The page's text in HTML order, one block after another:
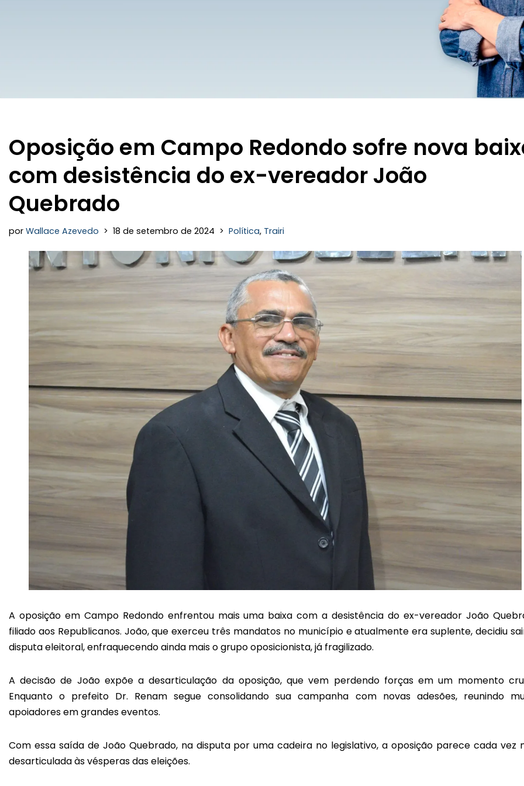
Oposição em Campo Redondo sofre nova
com desistência do ex-vereador João
Quebrado
por Wallace Azevedo 18 de setembro de 2024 Política, Trairi
A oposição em Campo Redondo enfrentou mais uma baixa com a desistência do ex-vereador João
filiado aos Republicanos. João, que exerceu três mandatos no município e atualmente era suplente, decidiu
disputa eleitoral, enfraquecendo ainda mais o grupo oposicionista, já fragilizado.
A decisão de João expõe a desarticulação da oposição, que vem perdendo forças em um momento
Enquanto o prefeito Dr. Renam segue consolidando sua campanha com novas adesões, reunindo
apoiadores em grandes eventos.
Com essa saída de João Quebrado, na disputa por uma cadeira no legislativo, a oposição parece cada vez
desarticulada às vésperas das eleições.